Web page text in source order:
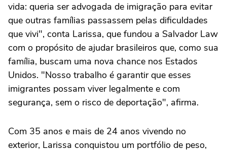
vida: queria ser advogada de imigração para evitar
que outras famílias passassem pelas dificuldades
que vivi", conta Larissa, que fundou a Salvador Law
com o propósito de ajudar brasileiros que, como sua
família, buscam uma nova chance nos Estados
Unidos. "Nosso trabalho é garantir que esses
imigrantes possam viver legalmente e com
segurança, sem o risco de deportação", afirma.
Com 35 anos e mais de 24 anos vivendo no
exterior, Larissa conquistou um portfólio de peso,